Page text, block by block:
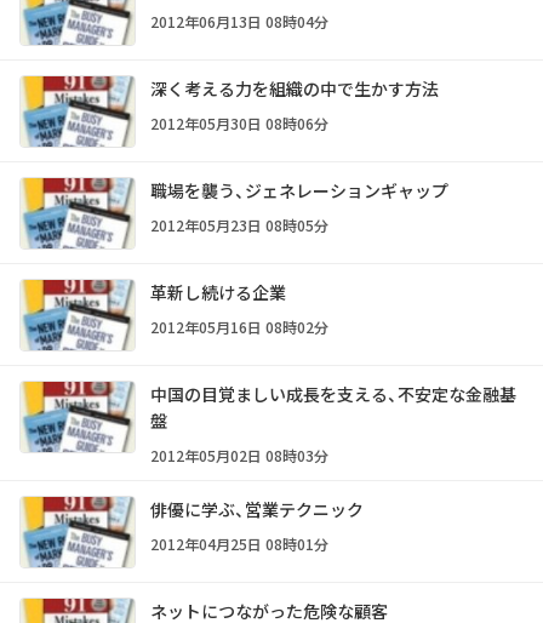
2012年06月13日 08時04分
深く考える力を組織の中で生かす方法
2012年05月30日 08時06分
職場を襲う、ジェネレーションギャップ
2012年05月23日 08時05分
革新し続ける企業
2012年05月16日 08時02分
中国の目覚ましい成長を支える、不安定な金融基
盤
2012年05月02日 08時03分
俳優に学ぶ、営業テクニック
2012年04月25日 08時01分
ネットにつながった危険な顧客